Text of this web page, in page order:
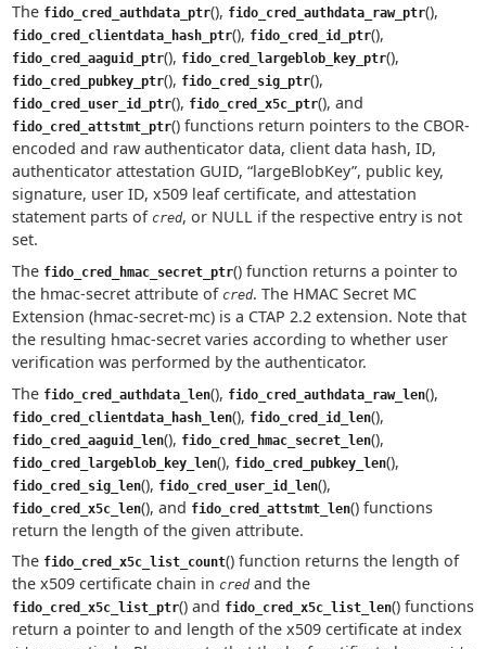
The fido_cred_authdata_ptr(), fido_cred_authdata_raw_ptr(),
fido_cred_clientdata_hash_ptr(), fido_cred_id_ptr(),
fido_cred_aaguid_ptr(), fido_cred_largeblob_key_ptr(),
fido_cred_pubkey_ptr(), fido_cred_sig_ptr(),
fido_cred_user_id_ptr(), fido_cred_x5c_ptr(), and
fido_cred_attstmt_ptr() functions return pointers to the CBOR-
encoded and raw authenticator data, client data hash, ID,
authenticator attestation GUID, “largeBlobKey”, public key,
signature, user ID, x509 leaf certificate, and attestation
statement parts of cred, or NULL if the respective entry is not
set.
The fido_cred_hmac_secret_ptr() function returns a pointer to
the hmac-secret attribute of cred. The HMAC Secret MC
Extension (hmac-secret-mc) is a CTAP 2.2 extension. Note that
the resulting hmac-secret varies according to whether user
verification was performed by the authenticator.
The fido_cred_authdata_len(), fido_cred_authdata_raw_len(),
fido_cred_clientdata_hash_len(), fido_cred_id_len(),
fido_cred_aaguid_len(), fido_cred_hmac_secret_len(),
fido_cred_largeblob_key_len(), fido_cred_pubkey_len(),
fido_cred_sig_len(), fido_cred_user_id_len(),
fido_cred_x5c_len(), and fido_cred_attstmt_len() functions
return the length of the given attribute.
The fido_cred_x5c_list_count() function returns the length of
the x509 certificate chain in credand the
fido_cred_x5c_list_ptr() and fido_cred_x5c_list_len() functions
return a pointer to and length of the x509 certificate at index